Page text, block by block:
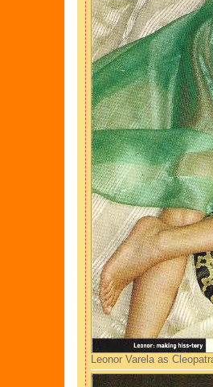
Leonor Varela as